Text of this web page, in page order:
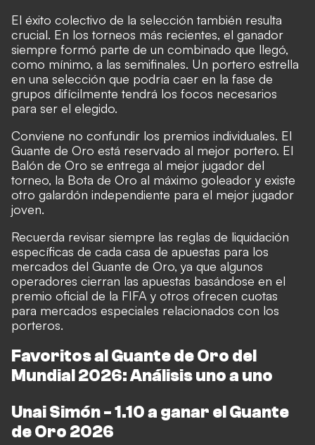
El éxito colectivo de la selección también resulta
crucial. En los torneos más recientes, el ganador
siempre formó parte de un combinado que llegó,
como mínimo, a las semifinales. Un portero estrella
en una selección que podría caer en la fase de
grupos difícilmente tendrá los focos necesarios
para ser el elegido.
Conviene no confundir los premios individuales. El
Guante de Oro está reservado al mejor portero. El
Balón de Oro se entrega al mejor jugador del
torneo, la Bota de Oro al máximo goleador y existe
otro galardón independiente para el mejor jugador
joven.
Recuerda revisar siempre las reglas de liquidación
específicas de cada casa de apuestas para los
mercados del Guante de Oro, ya que algunos
operadores cierran las apuestas basándose en el
premio oficial de la FIFA y otros ofrecen cuotas
para mercados especiales relacionados con los
porteros.
Favoritos al Guante de Oro del
Mundial 2026: Análisis uno a uno
Unai Simón - 1.10 a ganar el Guante
de Oro 2026